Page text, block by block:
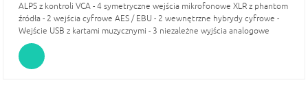
ALPS z kontroli VCA - 4 symetryczne wejścia mikrofonowe XLR z phantom
źródła - 2 wejścia cyfrowe AES / EBU - 2 wewnętrzne hybrydy cyfrowe -
Wejście USB z kartami muzycznymi - 3 niezależne wyjścia analogowe
stereo (PGM, UTL i AUX)